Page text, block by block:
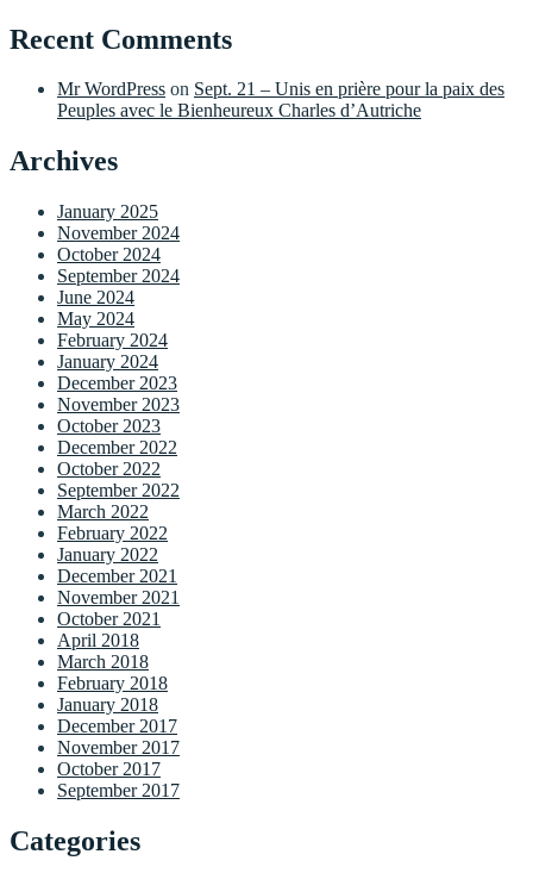
Recent Comments
Mr WordPress on Sept. 21 – Unis en prière pour la paix des
Peuples avec le Bienheureux Charles d’Autriche
Archives
January 2025
November 2024
October 2024
September 2024
June 2024
May 2024
February 2024
January 2024
December 2023
November 2023
October 2023
December 2022
October 2022
September 2022
March 2022
February 2022
January 2022
December 2021
November 2021
October 2021
April 2018
March 2018
February 2018
January 2018
December 2017
November 2017
October 2017
September 2017
Categories